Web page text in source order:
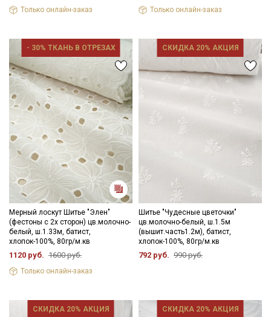
Цветопередача может отличаться от оригинального цвета
Только онлайн-заказ Только онлайн-заказ
- 30% ТКАНЬ В ОТРЕЗАХ
Мерный лоскут Шитье "Элен"
(фестоны с 2х сторон) цв.молочно-
белый, ш.1.33м, батист,
хлопок-100%, 80гр/м.кв
1120 руб. 1600 руб.
Только онлайн-заказ
СКИДКА 20% АКЦИЯ
Шитье "Чудесные цветочки"
цв.молочно-белый, ш.1.5м
(вышит.часть1.2м), батист,
хлопок-100%, 80гр/м.кв
792 руб. 990 руб.
СКИДКА 20% АКЦИЯ СКИДКА 20% АКЦИЯ
Секретная рассылка от Купава
Мы публикуем здесь дополнительные
промокоды и скидки до 30% на узкие
категории тканей
Электронная почта
Ознакомлен(а) сПолитикой обработки персональных
данныхи даюСогласие на обработку персональных